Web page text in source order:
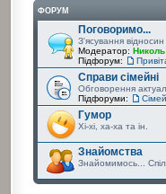
ФОРУМ
Поговоримо...
З'ясування
Модератор: Николь
Підфорум:
Справи сімейні
Обговорення
Підфоруми:
Гумор
Хі-хі, ха-ха та ін.
Знайомства
Знайомимось...